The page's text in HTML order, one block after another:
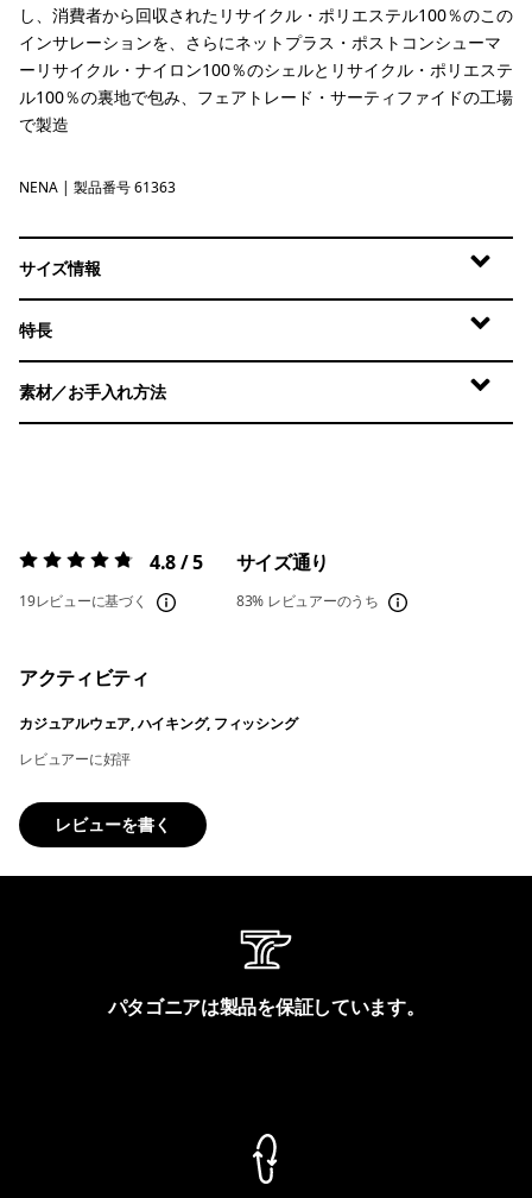
し、消費者から回収されたリサイクル・ポリエステル100％のこの
インサレーションを、さらにネットプラス・ポストコンシューマ
ーリサイクル・ナイロン100％のシェルとリサイクル・ポリエステ
ル100％の裏地で包み、フェアトレード・サーティファイドの工場
で製造
New Navy
NENA | 製品番号 61363
サイズ情報
特長
素材／お手入れ方法
評価:4.8 / 5 4.8 / 5
19レビューに基づく
サイズ通り
83% レビュアーのうち
アクティビティ
カジュアルウェア, ハイキング, フィッシング
レビュアーに好評
レビューを書く
パタゴニアは製品を保証しています。